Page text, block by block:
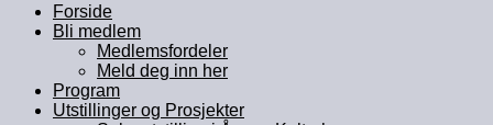
Forside
Bli medlem
Medlemsfordeler
Meld deg inn her
Program
Utstillinger og Prosjekter